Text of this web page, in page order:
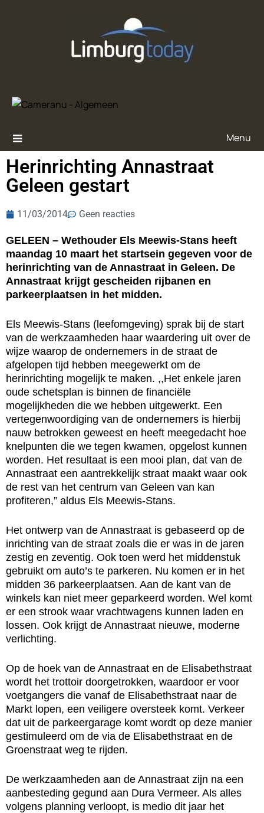
Menu
Herinrichting Annastraat
Geleen gestart
11/03/2014 Geen reacties
GELEEN – Wethouder Els Meewis-Stans heeft
maandag 10 maart het startsein gegeven voor de
herinrichting van de Annastraat in Geleen. De
Annastraat krijgt gescheiden rijbanen en
parkeerplaatsen in het midden.
Els Meewis-Stans (leefomgeving) sprak bij de start
van de werkzaamheden haar waardering uit over de
wijze waarop de ondernemers in de straat de
afgelopen tijd hebben meegewerkt om de
herinrichting mogelijk te maken. ,,Het enkele jaren
oude schetsplan is binnen de financiële
mogelijkheden die we hebben uitgewerkt. Een
vertegenwoordiging van de ondernemers is hierbij
nauw betrokken geweest en heeft meegedacht hoe
knelpunten die we tegen kwamen, opgelost kunnen
worden. Het resultaat is een mooi plan, dat van de
Annastraat een aantrekkelijk straat maakt waar ook
de rest van het centrum van Geleen van kan
profiteren,” aldus Els Meewis-Stans.
Het ontwerp van de Annastraat is gebaseerd op de
inrichting van de straat zoals die er was in de jaren
zestig en zeventig. Ook toen werd het middenstuk
gebruikt om auto’s te parkeren. Nu komen er in het
midden 36 parkeerplaatsen. Aan de kant van de
winkels kan niet meer geparkeerd worden. Wel komt
er een strook waar vrachtwagens kunnen laden en
lossen. Ook krijgt de Annastraat nieuwe, moderne
verlichting.
Op de hoek van de Annastraat en de Elisabethstraat
wordt het trottoir doorgetrokken, waardoor er voor
voetgangers die vanaf de Elisabethstraat naar de
Markt lopen, een veiligere oversteek komt. Verkeer
dat uit de parkeergarage komt wordt op deze manier
gestimuleerd om de via de Elisabethstraat en de
Groenstraat weg te rijden.
De werkzaamheden aan de Annastraat zijn na een
aanbesteding gegund aan Dura Vermeer. Als alles
volgens planning verloopt, is medio dit jaar het